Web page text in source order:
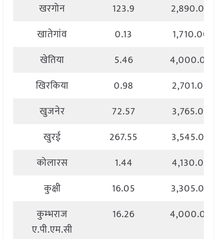
खरगोन
123.9
2,890.00
खातेगांव
0.13
1,710.00
खेतिया
5.46
4,000.00
खिरकिया
0.98
2,701.00
खुजनेर
72.57
3,765.00
खुरई
267.55
3,545.00
कोलारस
1.44
4,130.00
कुक्षी
16.05
3,305.00
कुम्भराज
ए.पी.एम.सी
16.26 4,000.00